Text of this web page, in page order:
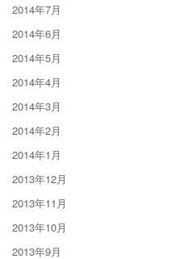
2014年7月
2014年6月
2014年5月
2014年4月
2014年3月
2014年2月
2014年1月
2013年12月
2013年11月
2013年10月
2013年9月